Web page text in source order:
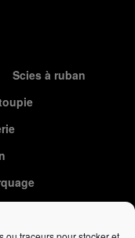
Scies à ruban